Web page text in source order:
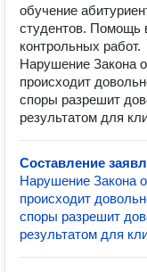
обучение
студентов. Помощь
контрольных работ.
Нарушение Закона
происходит
споры разрешит
результатом для
Составление
Нарушение Закона
происходит
споры разрешит
результатом для